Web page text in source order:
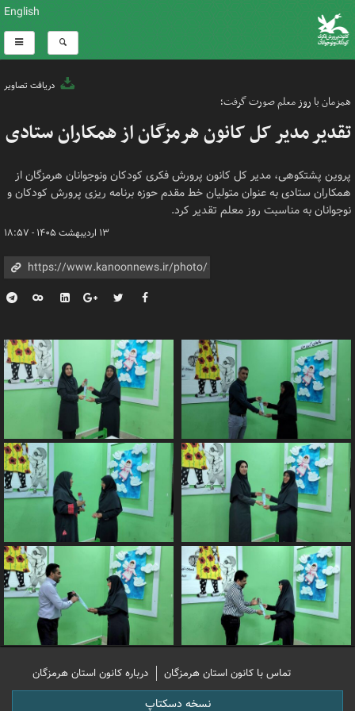
English
دریافت تصاویر
همزمان با روز معلم صورت گرفت؛
تقدیر مدیر کل کانون هرمزگان از همکاران ستادی
پروین پشتکوهی، مدیر کل کانون پرورش فکری کودکان ونوجوانان هرمزگان از
همکاران ستادی به عنوان متولیان خط مقدم حوزه برنامه ریزی پرورش کودکان و
نوجوانان به مناسبت روز معلم تقدیر کرد.
۱۳ اردیبهشت ۱۴۰۵ - ۱۸:۵۷
تماس با کانون استان هرمزگان درباره کانون استان هرمزگان
نسخه دسکتاپ